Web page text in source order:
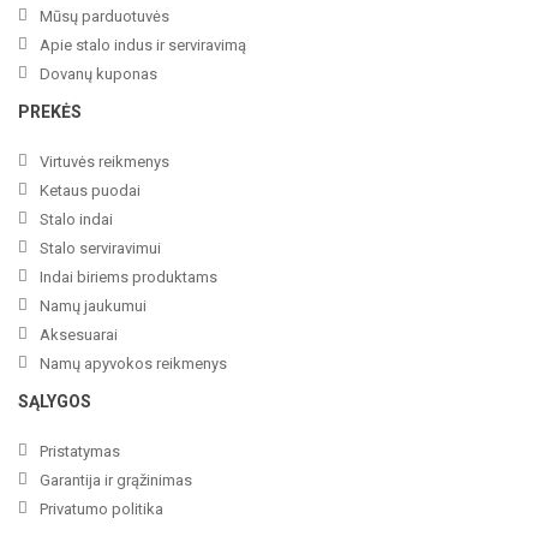
Mūsų parduotuvės
Apie stalo indus ir serviravimą
Dovanų kuponas
PREKĖS
Virtuvės reikmenys
Ketaus puodai
Stalo indai
Stalo serviravimui
Indai biriems produktams
Namų jaukumui
Aksesuarai
Namų apyvokos reikmenys
SĄLYGOS
Pristatymas
Garantija ir grąžinimas
Privatumo politika